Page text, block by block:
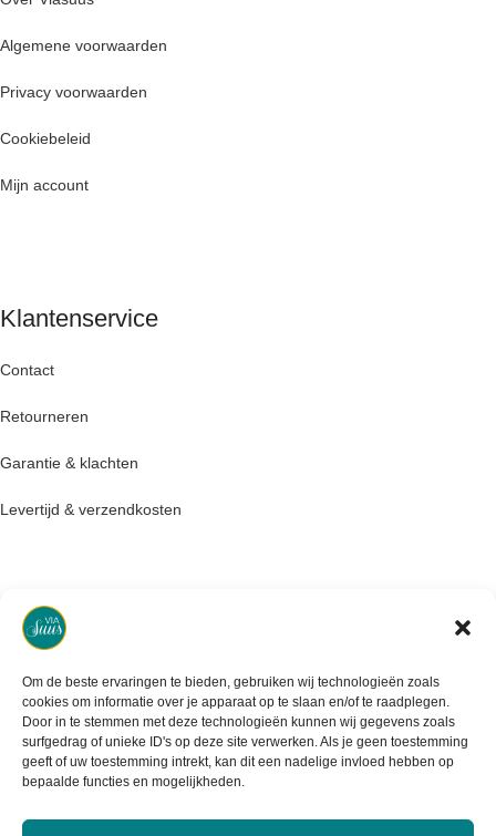
Om de beste ervaringen te bieden, gebruiken wij technologieën zoals
cookies om informatie over je apparaat op te slaan en/of te raadplegen.
Door in te stemmen met deze technologieën kunnen wij gegevens zoals
surfgedrag of unieke ID's op deze site verwerken. Als je geen toestemming
geeft of uw toestemming intrekt, kan dit een nadelige invloed hebben op
bepaalde functies en mogelijkheden.
Algemene voorwaarden
Privacy voorwaarden
Cookiebeleid
Mijn account
Klantenservice
Contact
Retourneren
Garantie & klachten
Levertijd & verzendkosten